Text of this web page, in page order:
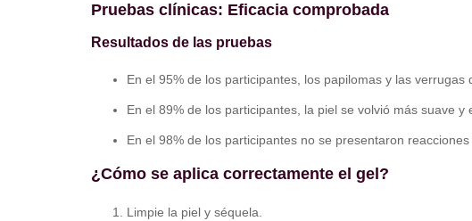
Pruebas clínicas: Eficacia comprobada
Resultados de las pruebas
En el 95% de los participantes, los papilomas y las
En el 89% de los participantes, la piel se volvió más suave
En el 98% de los participantes no se presentaron
¿Cómo se aplica correctamente el gel?
Limpie la piel y séquela.